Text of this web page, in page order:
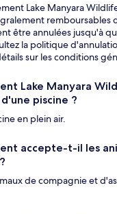
Lake Manyara
remboursables
être annulées jusqu'à
la politique
sur les conditions
Lake Manyara
piscine ?
en plein air.
accepte-t-il les
de compagnie et